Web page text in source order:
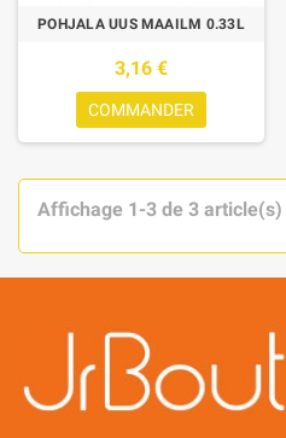
POHJALA UUS MAAILM 0.33L
3,16 €
COMMANDER
Affichage 1-3 de 3 article(s)